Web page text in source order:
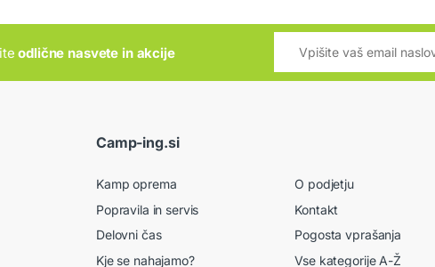
odlične nasvete in akcije
Camp-ing.si
Kamp oprema
Popravila in servis
Delovni čas
Kje se nahajamo?
O podjetju
Kontakt
Pogosta vprašanja
Vse kategorije A-Ž